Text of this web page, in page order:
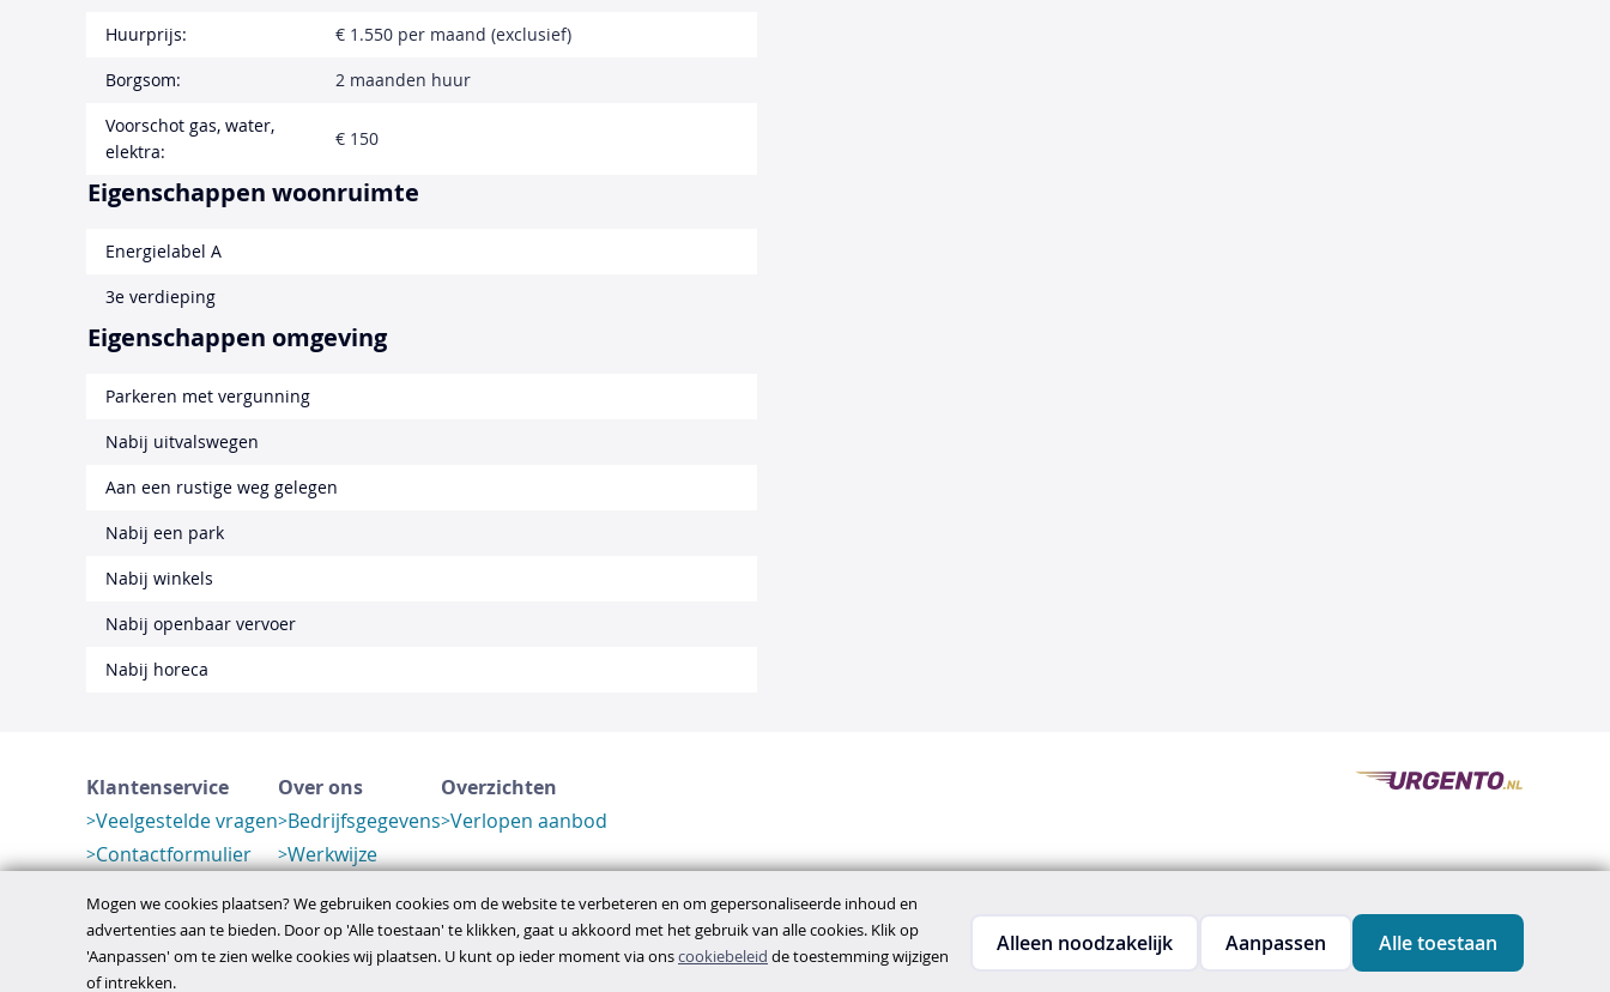
Huurprijs:
€ 1.550 per maand (exclusief)
Borgsom:
2 maanden huur
Voorschot gas, water,
elektra:
€ 150
Eigenschappen woonruimte
Energielabel A
3e verdieping
Eigenschappen omgeving
Parkeren met vergunning
Nabij uitvalswegen
Aan een rustige weg gelegen
Nabij een park
Nabij winkels
Nabij openbaar vervoer
Nabij horeca
Klantenservice
Veelgestelde vragen
Contactformulier
Over ons
Bedrijfsgegevens
Werkwijze
Overzichten
Verlopen aanbod
Copyright © 2026
Mogen we cookies plaatsen? We gebruiken cookies om de website te verbeteren en om gepersonaliseerde inhoud en
advertenties aan te bieden. Door op 'Alle toestaan' te klikken, gaat u akkoord met het gebruik van alle cookies. Klik op
'Aanpassen' om te zien welke cookies wij plaatsen. U kunt op ieder moment via onscookiebeleid de toestemming wijzigen
of intrekken.
Alleen noodzakelijk Aanpassen Alle toestaan